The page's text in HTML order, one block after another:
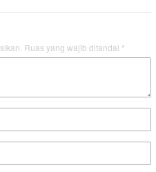
Ruas yang wajib ditandai *